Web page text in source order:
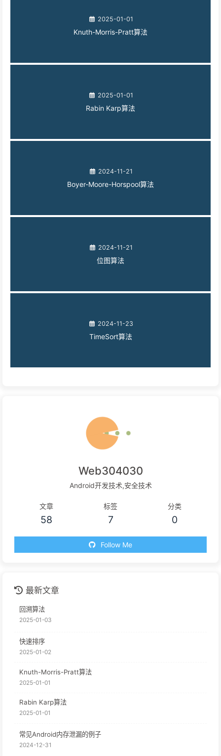
2025-01-01
Knuth-Morris-Pratt算法
2025-01-01
Rabin Karp算法
2024-11-21
Boyer-Moore-Horspool算法
2024-11-21
位图算法
2024-11-23
TimeSort算法
Web304030
Android开发技术,安全技术
文章
58
标签
7
分类
0
Follow Me
最新文章
回溯算法
2025-01-03
快速排序
2025-01-02
Knuth-Morris-Pratt算法
2025-01-01
Rabin Karp算法
2025-01-01
常见Android内存泄漏的例子
2024-12-31